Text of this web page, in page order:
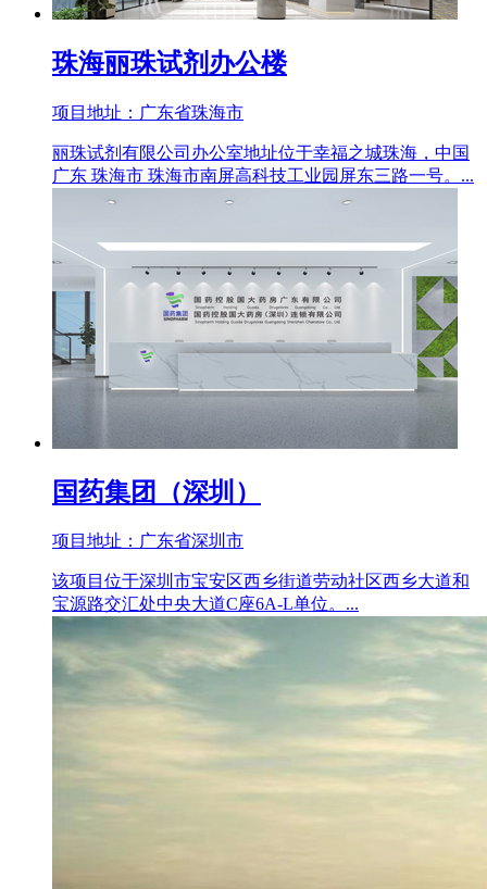
珠海丽珠试剂办公楼
项目地址：广东省珠海市
丽珠试剂有限公司办公室地址位于幸福之城珠海，中国
广东 珠海市 珠海市南屏高科技工业园屏东三路一号。...
国药集团（深圳）
项目地址：广东省深圳市
该项目位于深圳市宝安区西乡街道劳动社区西乡大道和
宝源路交汇处中央大道C座6A-L单位。...